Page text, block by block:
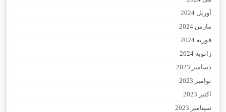
آوریل 2024
مارس 2024
فوریه 2024
ژانویه 2024
دسامبر 2023
نوامبر 2023
اکتبر 2023
سپتامبر 2023